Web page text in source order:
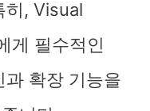
히, Visual
게 필수적인
과 확장 기능을